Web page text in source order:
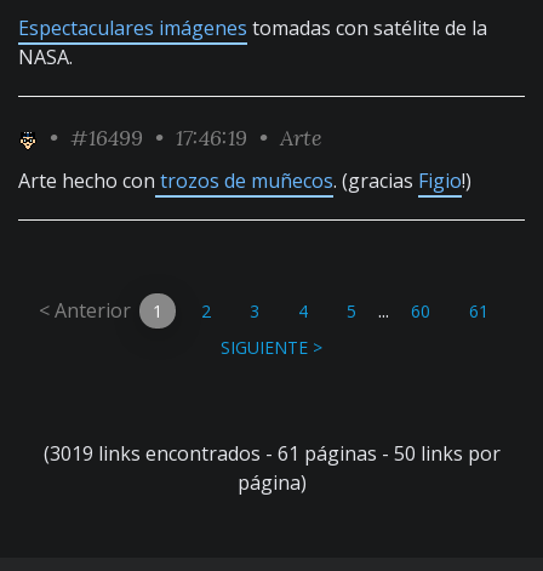
Espectaculares imágenes tomadas con satélite de la
NASA.
• #16499 • 17:46:19 • Arte
Arte hecho con trozos de muñecos. (gracias Figio!)
< Anterior 1 2 3 4 5 ... 60
61
SIGUIENTE >
(3019 links encontrados - 61 páginas - 50 links por
página)